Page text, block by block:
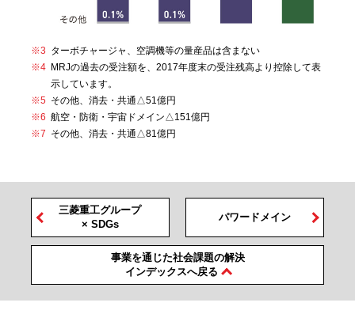
※3 ターボチャージャ、空調機等の量産品は含まない
※4 MRJの過去の受注額を、2017年度末の受注残高より控除して表
示しています。
※5 その他、消去・共通△51億円
※6 航空・防衛・宇宙ドメイン△151億円
※7 その他、消去・共通△81億円
三菱重工グループ
× SDGs
事業を通じた社会課題の解決
インデックスへ戻る
パワードメイン